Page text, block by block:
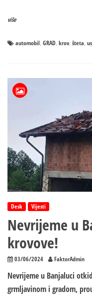
više
automobil, GRAD, krov, šteta,
Desk Vijesti
Nevrijeme u
krovove!
03/06/2024 FaktorAdmin
Nevrijeme u Banjaluci
grmljavinom i gradom,